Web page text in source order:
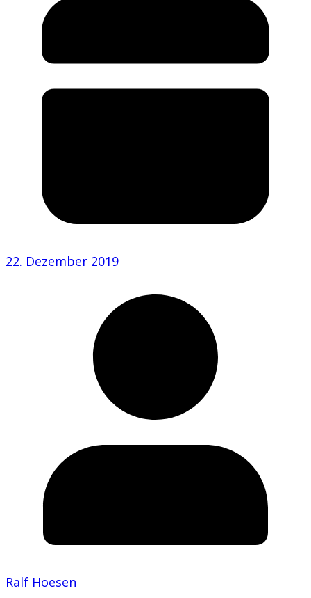
22. Dezember 2019
Ralf Hoesen